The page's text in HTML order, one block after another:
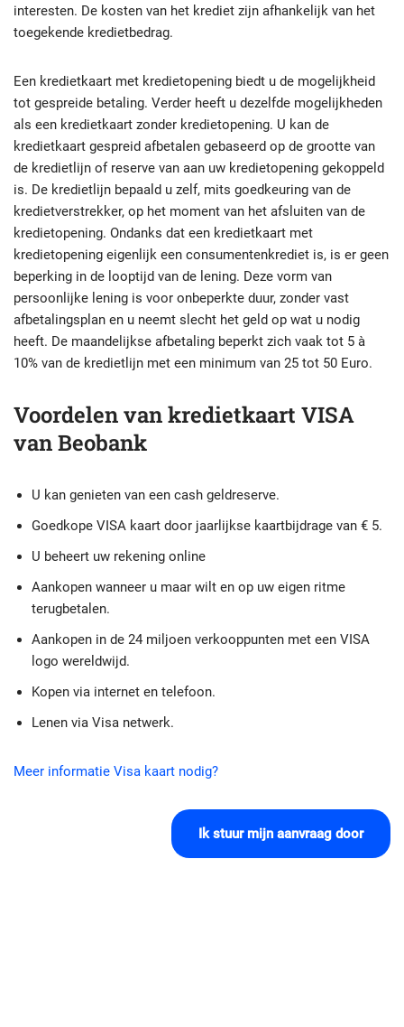
interesten. De kosten van het krediet zijn afhankelijk van het
toegekende kredietbedrag.
Een kredietkaart met kredietopening biedt u de mogelijkheid
tot gespreide betaling. Verder heeft u dezelfde mogelijkheden
als een kredietkaart zonder kredietopening. U kan de
kredietkaart gespreid afbetalen gebaseerd op de grootte van
de kredietlijn of reserve van aan uw kredietopening gekoppeld
is. De kredietlijn bepaald u zelf, mits goedkeuring van de
kredietverstrekker, op het moment van het afsluiten van de
kredietopening. Ondanks dat een kredietkaart met
kredietopening eigenlijk een consumentenkrediet is, is er geen
beperking in de looptijd van de lening. Deze vorm van
persoonlijke lening is voor onbeperkte duur, zonder vast
afbetalingsplan en u neemt slecht het geld op wat u nodig
heeft. De maandelijkse afbetaling beperkt zich vaak tot 5 à
10% van de kredietlijn met een minimum van 25 tot 50 Euro.
Voordelen van kredietkaart VISA
van Beobank
U kan genieten van een cash geldreserve.
Goedkope VISA kaart door jaarlijkse kaartbijdrage van € 5.
U beheert uw rekening online
Aankopen wanneer u maar wilt en op uw eigen ritme
terugbetalen.
Aankopen in de 24 miljoen verkooppunten met een VISA
logo wereldwijd.
Kopen via internet en telefoon.
Lenen via Visa netwerk.
Meer informatie Visa kaart nodig?
Ik stuur mijn aanvraag door